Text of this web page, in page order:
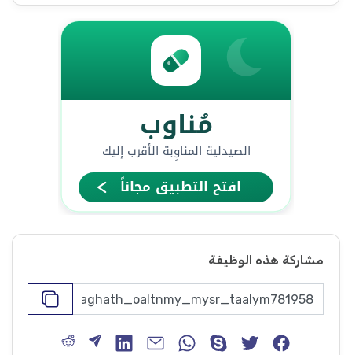
مشاركة هذه الوظيفة